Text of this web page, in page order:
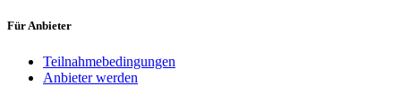
Für Anbieter
Teilnahmebedingungen
Anbieter werden